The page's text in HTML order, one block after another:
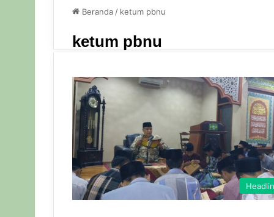
Beranda / ketum pbnu
ketum pbnu